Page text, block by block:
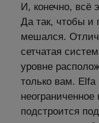
И, конечно, всё
Да так, чтобы и
мешался.
сетчатая
уровне
только вам.
подстроится